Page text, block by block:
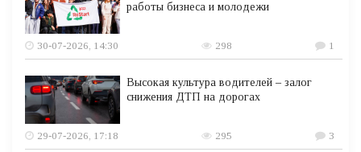
работы бизнеса и молодежи
30-07-2026, 14:30 298 1
Высокая культура водителей – залог
снижения ДТП на дорогах
29-07-2026, 17:18 295 3